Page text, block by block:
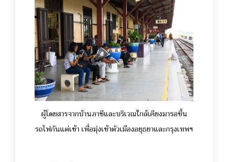
ผู้โดยสารจากบ้านภาชีและบริเวณใกล้เคียงมารอขึ้น
รถไฟกันแต่เช้า เพื่อมุ่งเข้าตัวเมืองอยุธยาและกรุงเทพฯ